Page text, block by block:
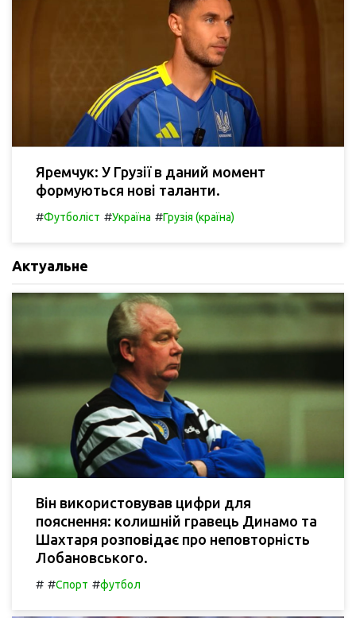
Яремчук: У Грузії в даний момент
формуються нові таланти.
#Футболіст #Україна #Грузія (країна)
Актуальне
Він використовував цифри для
пояснення: колишній гравець Динамо та
Шахтаря розповідає про неповторність
Лобановського.
# #Спорт #футбол